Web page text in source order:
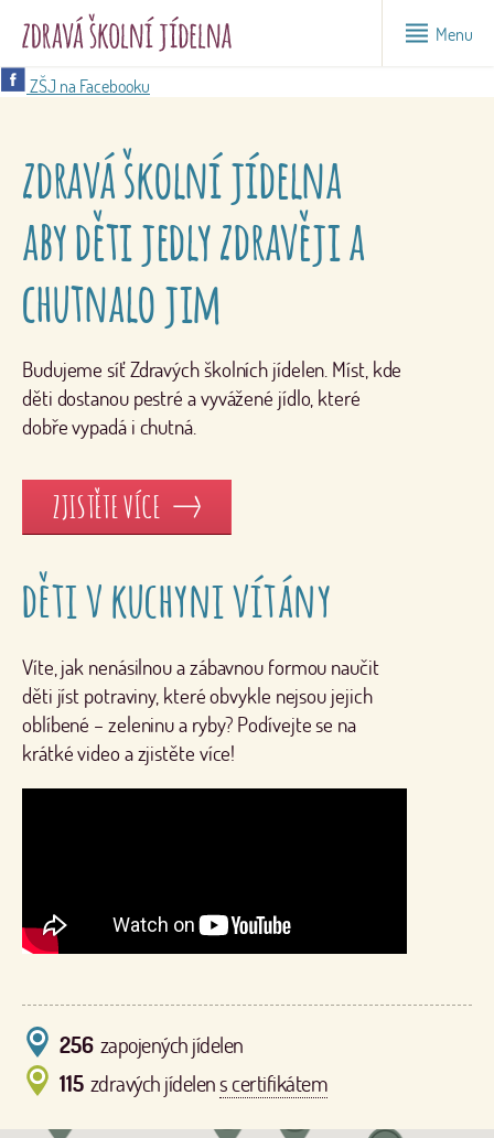
Menu
ZŠJ na Facebooku
zdravá školní jídelna
aby děti jedly zdravěji a
chutnalo jim
Budujeme síť Zdravých školních jídelen. Míst, kde
děti dostanou pestré a vyvážené jídlo, které
dobře vypadá i chutná.
ZJISTĚTE VÍCE
děti v kuchyni vítány
Víte, jak nenásilnou a zábavnou formou naučit
děti jíst potraviny, které obvykle nejsou jejich
oblíbené – zeleninu a ryby? Podívejte se na
krátké video a zjistěte více!
256 zapojených jídelen
115 zdravých jídelens certifikátem